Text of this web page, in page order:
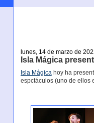
lunes, 14 de marzo de
Isla Mágica
Isla Mágicahoy ha
espctáculos (uno de ellos